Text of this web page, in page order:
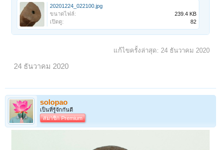
20201224_022100.jpg
ขนาดไฟล์:
239.4 KB
เปิดดู:
82
แก้ไขครั้งล่าสุด: 24 ธันวาคม 2020
24 ธันวาคม 2020
solopao
เป็นที่รู้จักกันดี
สมาชิก Premium